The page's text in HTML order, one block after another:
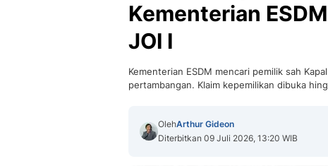
Kementerian
JOI I
Kementerian ESDM mencari pemilik sah
pertambangan. Klaim kepemilikan dibuka
OlehArthur Gideon
Diterbitkan 09 Juli 2026, 13:20 WIB